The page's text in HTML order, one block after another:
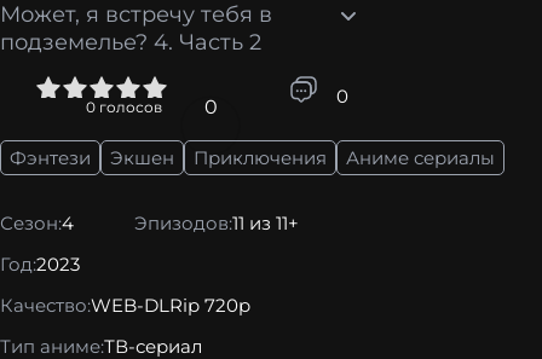
Может, я встречу тебя в
подземелье? 4. Часть 2
0 голосов 0 0
Фэнтези Экшен Приключения Аниме сериалы
Сезон:4 Эпизодов:11 из 11+
Год:2023
Качество:WEB-DLRip 720p
Тип аниме:ТВ-сериал